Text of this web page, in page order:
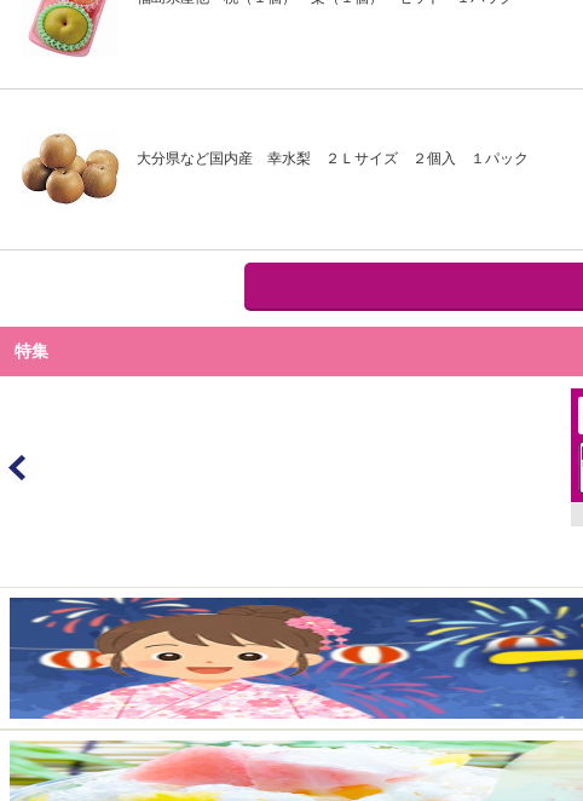
大分県など国内産 幸水梨 ２Ｌサイズ ２個入 １パック
特集